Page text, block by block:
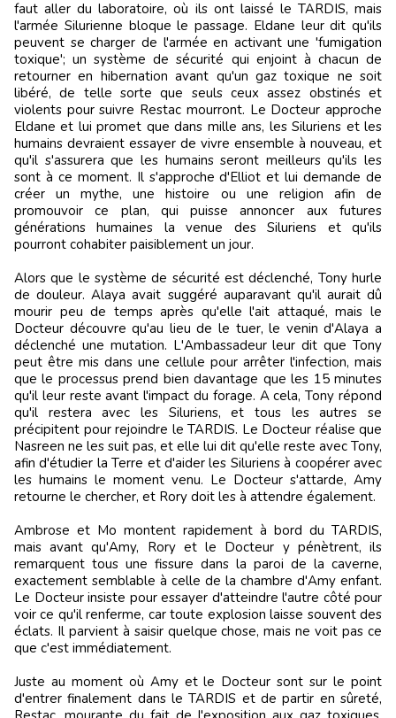
faut aller du laboratoire, où ils ont laissé le TARDIS, mais
l'armée Silurienne bloque le passage. Eldane leur dit qu'ils
peuvent se charger de l'armée en activant une 'fumigation
toxique'; un système de sécurité qui enjoint à chacun de
retourner en hibernation avant qu'un gaz toxique ne soit
libéré, de telle sorte que seuls ceux assez obstinés et
violents pour suivre Restac mourront. Le Docteur approche
Eldane et lui promet que dans mille ans, les Siluriens et les
humains devraient essayer de vivre ensemble à nouveau, et
qu'il s'assurera que les humains seront meilleurs qu'ils les
sont à ce moment. Il s'approche d'Elliot et lui demande de
créer un mythe, une histoire ou une religion afin de
promouvoir ce plan, qui puisse annoncer aux futures
générations humaines la venue des Siluriens et qu'ils
pourront cohabiter paisiblement un jour.
Alors que le système de sécurité est déclenché, Tony hurle
de douleur. Alaya avait suggéré auparavant qu'il aurait dû
mourir peu de temps après qu'elle l'ait attaqué, mais le
Docteur découvre qu'au lieu de le tuer, le venin d'Alaya a
déclenché une mutation. L'Ambassadeur leur dit que Tony
peut être mis dans une cellule pour arrêter l'infection, mais
que le processus prend bien davantage que les 15 minutes
qu'il leur reste avant l'impact du forage. A cela, Tony répond
qu'il restera avec les Siluriens, et tous les autres se
précipitent pour rejoindre le TARDIS. Le Docteur réalise que
Nasreen ne les suit pas, et elle lui dit qu'elle reste avec Tony,
afin d'étudier la Terre et d'aider les Siluriens à coopérer avec
les humains le moment venu. Le Docteur s'attarde, Amy
retourne le chercher, et Rory doit les à attendre également.
Ambrose et Mo montent rapidement à bord du TARDIS,
mais avant qu'Amy, Rory et le Docteur y pénètrent, ils
remarquent tous une fissure dans la paroi de la caverne,
exactement semblable à celle de la chambre d'Amy enfant.
Le Docteur insiste pour essayer d'atteindre l'autre côté pour
voir ce qu'il renferme, car toute explosion laisse souvent des
éclats. Il parvient à saisir quelque chose, mais ne voit pas ce
que c'est immédiatement.
Juste au moment où Amy et le Docteur sont sur le point
d'entrer finalement dans le TARDIS et de partir en sûreté,